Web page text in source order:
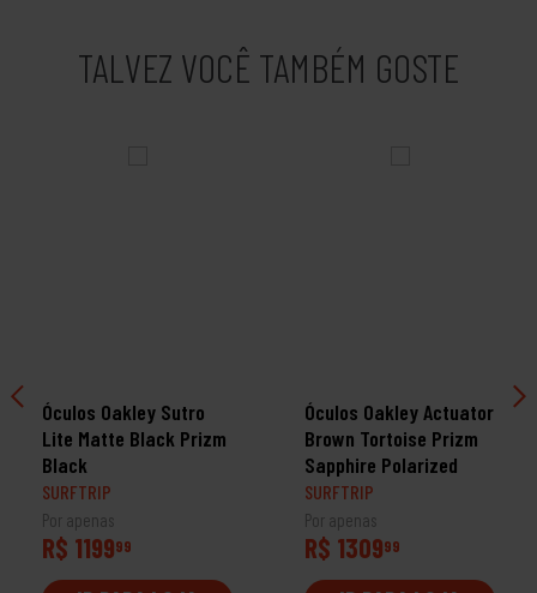
TALVEZ VOCÊ TAMBÉM GOSTE
Óculos Oakley Sutro
Lite Matte Black Prizm
Black
SURFTRIP
Por apenas
R$ 119999
Óculos Oakley Actuator
Brown Tortoise Prizm
Sapphire Polarized
SURFTRIP
Por apenas
R$ 130999